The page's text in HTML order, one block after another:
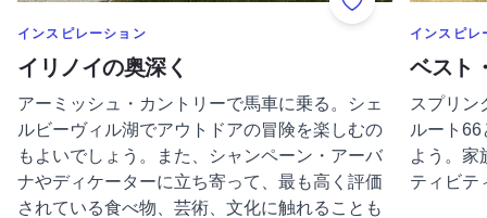
Add to Favorites
のカテゴリーをもっと表示する
インスピレーション
イリノイの奥深く
アーミッシュ・カントリーで馬車に乗る。シェ
ルビーヴィル湖でアウトドアの冒険を楽しむの
もよいでしょう。また、シャンペーン・アーバ
ナやディケーターに立ち寄って、最も高く評価
されている食べ物、芸術、文化に触れることも
のカテゴリ
インスピレ
ベスト
スプリン
ルート
よう。家
ティビテ